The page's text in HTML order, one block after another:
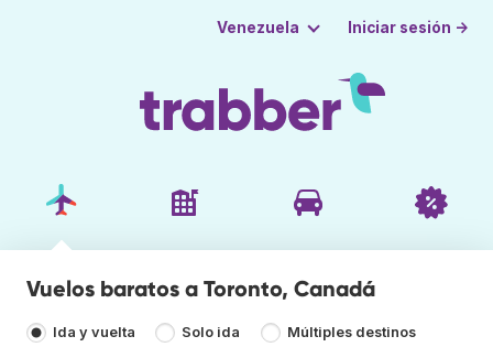
Venezuela Iniciar sesión →
Vuelos baratos a Toronto, Canadá
Ida y vuelta Solo ida Múltiples destinos